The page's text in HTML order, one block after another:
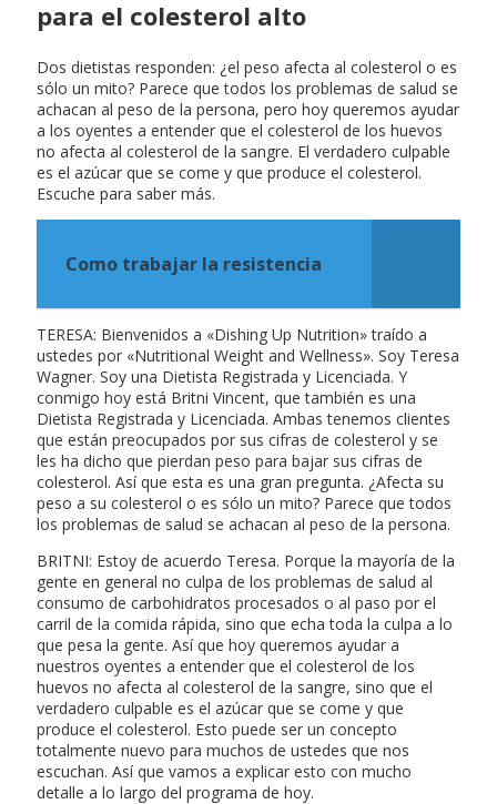
para el colesterol alto
Dos dietistas responden: ¿el peso afecta al colesterol o es
sólo un mito? Parece que todos los problemas de salud se
achacan al peso de la persona, pero hoy queremos ayudar
a los oyentes a entender que el colesterol de los huevos
no afecta al colesterol de la sangre. El verdadero culpable
es el azúcar que se come y que produce el colesterol.
Escuche para saber más.
Como trabajar la resistencia
TERESA: Bienvenidos a «Dishing Up Nutrition» traído a
ustedes por «Nutritional Weight and Wellness». Soy Teresa
Wagner. Soy una Dietista Registrada y Licenciada. Y
conmigo hoy está Britni Vincent, que también es una
Dietista Registrada y Licenciada. Ambas tenemos clientes
que están preocupados por sus cifras de colesterol y se
les ha dicho que pierdan peso para bajar sus cifras de
colesterol. Así que esta es una gran pregunta. ¿Afecta su
peso a su colesterol o es sólo un mito? Parece que todos
los problemas de salud se achacan al peso de la persona.
BRITNI: Estoy de acuerdo Teresa. Porque la mayoría de la
gente en general no culpa de los problemas de salud al
consumo de carbohidratos procesados o al paso por el
carril de la comida rápida, sino que echa toda la culpa a lo
que pesa la gente. Así que hoy queremos ayudar a
nuestros oyentes a entender que el colesterol de los
huevos no afecta al colesterol de la sangre, sino que el
verdadero culpable es el azúcar que se come y que
produce el colesterol. Esto puede ser un concepto
totalmente nuevo para muchos de ustedes que nos
escuchan. Así que vamos a explicar esto con mucho
detalle a lo largo del programa de hoy.